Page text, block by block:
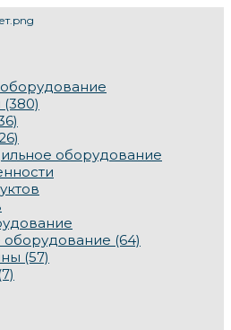
оборудование
(64)
(57)